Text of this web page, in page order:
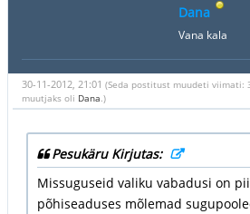
Dana
Vana kala
30-11-2012, 21:01 (Seda postitust muudeti viimati:
muutjaks oli Dana .)
Pesukäru Kirjutas:
Missuguseid valiku vabadusi on
põhiseaduses mõlemad